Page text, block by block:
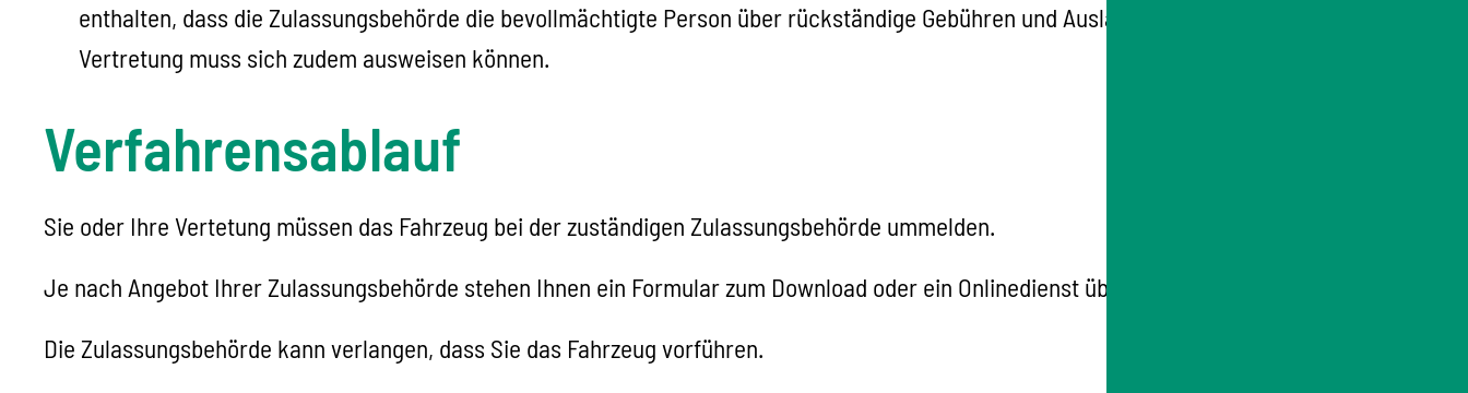
enthalten, dass die Zulassungsbehörde die bevollmächtigte Person über rückständige Gebühren und Auslagen informieren darf. Ihre
Vertretung muss sich zudem ausweisen können.
Verfahrensablauf
Sie oder Ihre Vertetung müssen das Fahrzeug bei der zuständigen Zulassungsbehörde ummelden.
Je nach Angebot Ihrer Zulassungsbehörde stehen Ihnen ein Formular zum Download oder ein Onlinedienst über das Internet zur Verfügung.
Die Zulassungsbehörde kann verlangen, dass Sie das Fahrzeug vorführen.